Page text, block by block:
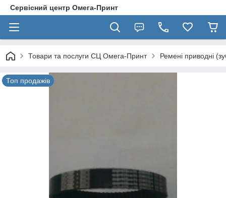
Сервісний центр Омега-Принт
Товари та послуги СЦ Омега-Принт Ремені приводні
Топ продажів